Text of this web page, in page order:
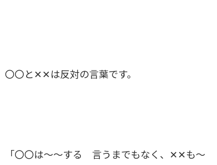
〇〇と✕✕は反対の言葉です。
「〇〇は〜〜する 言うまでもなく、✕✕も〜